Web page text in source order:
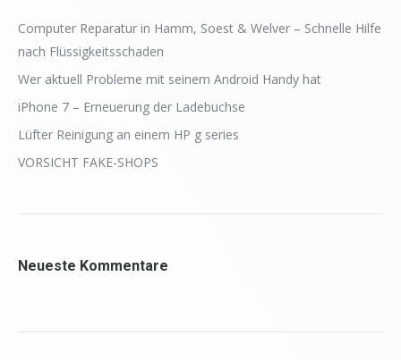
Computer Reparatur in Hamm, Soest & Welver – Schnelle Hilfe
nach Flüssigkeitsschaden
Wer aktuell Probleme mit seinem Android Handy hat
iPhone 7 – Erneuerung der Ladebuchse
Lüfter Reinigung an einem HP g series
VORSICHT FAKE-SHOPS
Neueste Kommentare